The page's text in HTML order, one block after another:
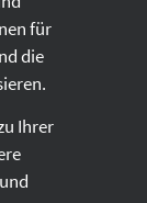
für
die
Ihrer